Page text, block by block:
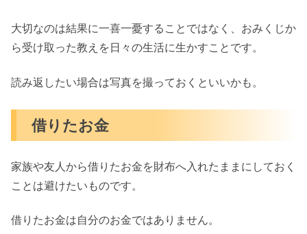
大切なのは結果に一喜一憂することではなく、おみくじか
ら受け取った教えを日々の生活に生かすことです。
読み返したい場合は写真を撮っておくといいかも。
借りたお金
家族や友人から借りたお金を財布へ入れたままにしておく
ことは避けたいものです。
借りたお金は自分のお金ではありません。